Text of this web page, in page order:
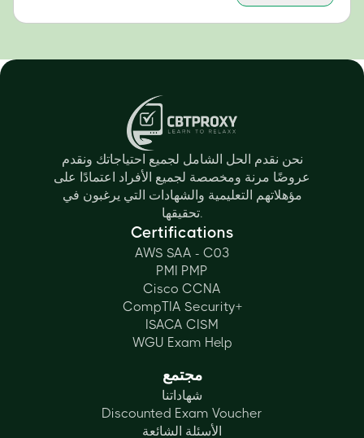
نحن نقدم الحل الشامل لجميع احتياجاتك ونقدم
عروضًا مرنة ومخصصة لجميع الأفراد اعتمادًا على
مؤهلاتهم التعليمية والشهادات التي يرغبون في
تحقيقها.
Certifications
AWS SAA - C03
PMI PMP
Cisco CCNA
CompTIA Security+
ISACA CISM
WGU Exam Help
مجتمع
شهاداتنا
Discounted Exam Voucher
الأسئلة الشائعة